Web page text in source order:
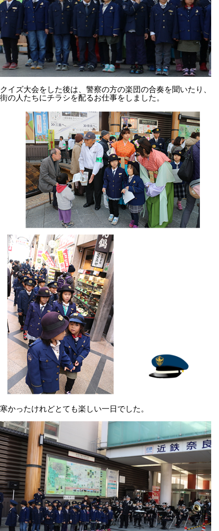
クイズ大会をした後は、警察の方の楽団の合奏を聞いたり、
街の人たちにチラシを配るお仕事をしました。
寒かったけれどとても楽しい一日でした。